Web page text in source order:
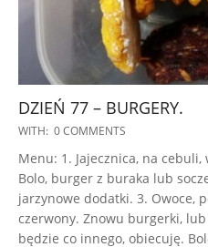
DZIEŃ 77 – BURGERY.
2023-
17
WITH: 0 COMMENTS
Menu: 1. Jajecznica, na
Bolo, burger z buraka lub
jarzynowe dodatki. 3. Owoce,
czerwony. Znowu burgerki,
będzie co innego, obiecuję.